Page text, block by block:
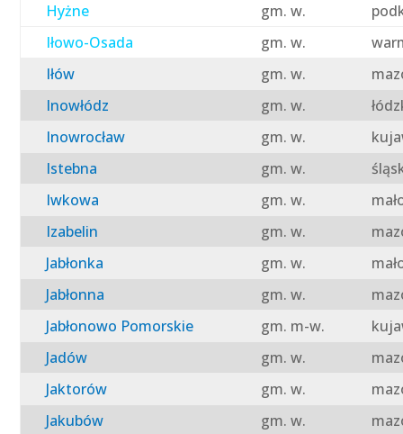
Hyżne
gm. w.
Iłowo-Osada
gm. w.
Iłów
gm. w.
Inowłódz
gm. w.
Inowrocław
gm. w.
Istebna
gm. w.
Iwkowa
gm. w.
Izabelin
gm. w.
Jabłonka
gm. w.
Jabłonna
gm. w.
Jabłonowo Pomorskie
gm. m-w.
Jadów
gm. w.
Jaktorów
gm. w.
Jakubów
gm. w.